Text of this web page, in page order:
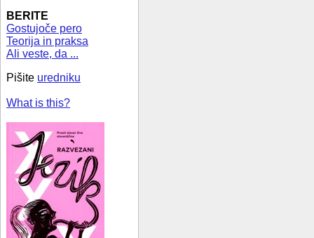
BERITE
Gostujoče pero
Teorija in praksa
Ali veste, da ...
Pišite uredniku
What is this?